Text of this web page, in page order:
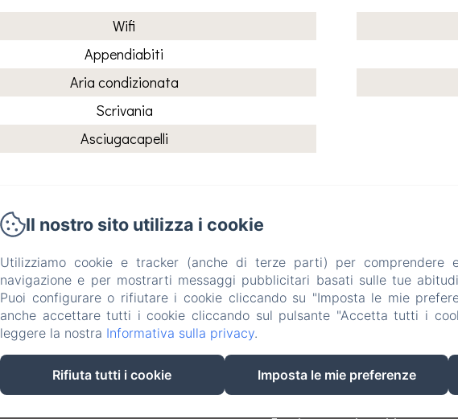
Wifi
Appendiabiti
Aria condizionata
Scrivania
Asciugacapelli
Il Rifugio del Poeta Bed and
Informativa PrivacyNote legali
Informazioni
Via Partisioni 40, San Biagio di Callalta,
info@ilrifugiodelpoeta.it
+393383907055
Il nostro sito utilizza i cookie
Utilizziamo cookie e tracker (anche di terze parti) per comprendere
navigazione e per mostrarti messaggi pubblicitari basati sulle tue
Puoi configurare o rifiutare i cookie cliccando su "Imposta le mie
anche accettare tutti i cookie cliccando sul pulsante "Accetta tutti i
leggere la nostra Informativa sulla privacy.
Rifiuta tutti i cookie Imposta le mie preferenze